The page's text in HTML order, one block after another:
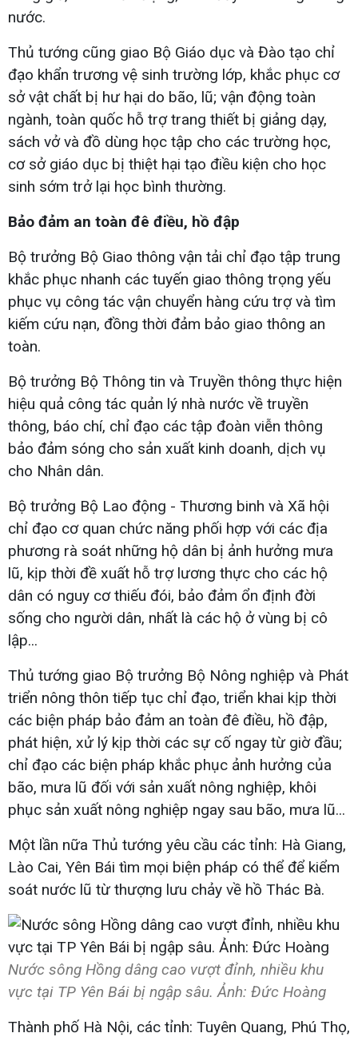
nước.
Thủ tướng cũng giao Bộ Giáo dục và Đào tạo chỉ
đạo khẩn trương vệ sinh trường lớp, khắc phục cơ
sở vật chất bị hư hại do bão, lũ; vận động toàn
ngành, toàn quốc hỗ trợ trang thiết bị giảng dạy,
sách vở và đồ dùng học tập cho các trường học,
cơ sở giáo dục bị thiệt hại tạo điều kiện cho học
sinh sớm trở lại học bình thường.
Bảo đảm an toàn đê điều, hồ đập
Bộ trưởng Bộ Giao thông vận tải chỉ đạo tập trung
khắc phục nhanh các tuyến giao thông trọng yếu
phục vụ công tác vận chuyển hàng cứu trợ và tìm
kiếm cứu nạn, đồng thời đảm bảo giao thông an
toàn.
Bộ trưởng Bộ Thông tin và Truyền thông thực hiện
hiệu quả công tác quản lý nhà nước về truyền
thông, báo chí, chỉ đạo các tập đoàn viễn thông
bảo đảm sóng cho sản xuất kinh doanh, dịch vụ
cho Nhân dân.
Bộ trưởng Bộ Lao động - Thương binh và Xã hội
chỉ đạo cơ quan chức năng phối hợp với các địa
phương rà soát những hộ dân bị ảnh hưởng mưa
lũ, kịp thời đề xuất hỗ trợ lương thực cho các hộ
dân có nguy cơ thiếu đói, bảo đảm ổn định đời
sống cho người dân, nhất là các hộ ở vùng bị cô
lập...
Thủ tướng giao Bộ trưởng Bộ Nông nghiệp và Phát
triển nông thôn tiếp tục chỉ đạo, triển khai kịp thời
các biện pháp bảo đảm an toàn đê điều, hồ đập,
phát hiện, xử lý kịp thời các sự cố ngay từ giờ đầu;
chỉ đạo các biện pháp khắc phục ảnh hưởng của
bão, mưa lũ đối với sản xuất nông nghiệp, khôi
phục sản xuất nông nghiệp ngay sau bão, mưa lũ...
Một lần nữa Thủ tướng yêu cầu các tỉnh: Hà Giang,
Lào Cai, Yên Bái tìm mọi biện pháp có thể để kiểm
soát nước lũ từ thượng lưu chảy về hồ Thác Bà.
Nước sông Hồng dâng cao vượt đỉnh, nhiều khu
vực tại TP Yên Bái bị ngập sâu. Ảnh: Đức Hoàng
Thành phố Hà Nội, các tỉnh: Tuyên Quang, Phú Thọ,